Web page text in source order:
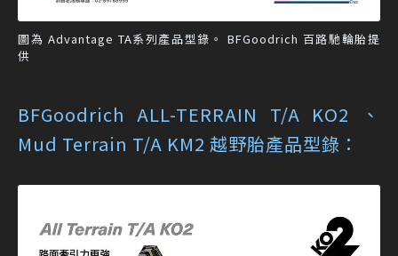
圖為 Advantage TA系列產品型錄。 BFGoodrich 百路馳輪胎提
供
BFGoodrich ALL-TERRAIN T/A KO2 、
Mud Terrain T/A KM2 越野胎產品型錄：